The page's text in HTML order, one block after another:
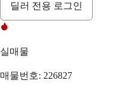
딜러 전용 로그인
실매물
매물번호: 226827